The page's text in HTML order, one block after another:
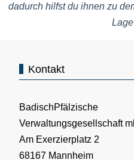
dadurch hilfst du ihnen zu
Kontakt
BadischPfälzische
Verwaltungsgesellschaft
Am Exerzierplatz 2
68167 Mannheim